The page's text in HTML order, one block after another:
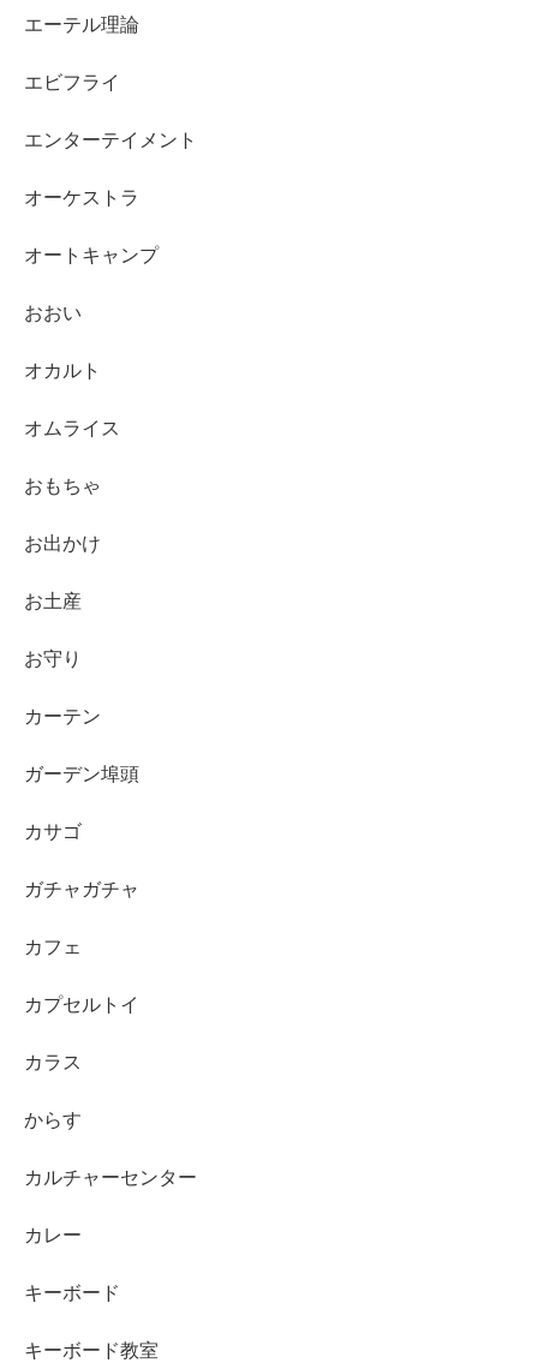
エーテル理論
エビフライ
エンターテイメント
オーケストラ
オートキャンプ
おおい
オカルト
オムライス
おもちゃ
お出かけ
お土産
お守り
カーテン
ガーデン埠頭
カサゴ
ガチャガチャ
カフェ
カプセルトイ
カラス
からす
カルチャーセンター
カレー
キーボード
キーボード教室